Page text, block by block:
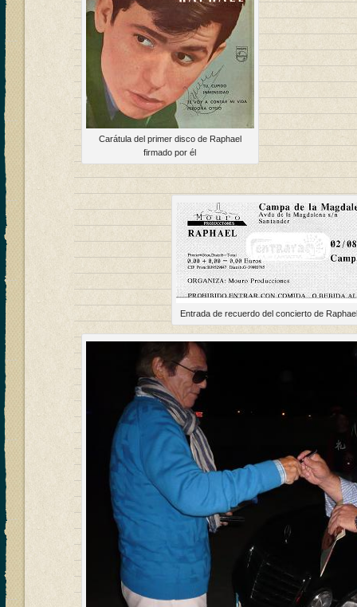
Carátula del primer disco de Raphael
firmado por él
Entrada de recuerdo del concierto de